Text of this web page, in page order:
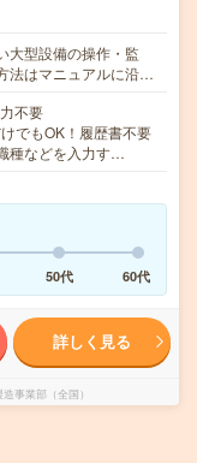
大型設備の操作・監
法はマニュアルに沿…
不要
でもOK！履歴書不要
種などを入力す…
50代 60代
詳しく見る
事業部（全国）